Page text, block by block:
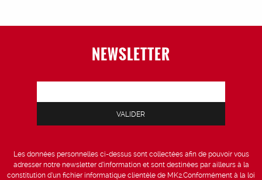
NEWSLETTER
Les données personnelles ci-dessus sont collectées afin de pouvoir vous
adresser notre newsletter d’information et sont destinées par ailleurs à la
constitution d’un fichier informatique clientèle de MK2.Conformément à la loi